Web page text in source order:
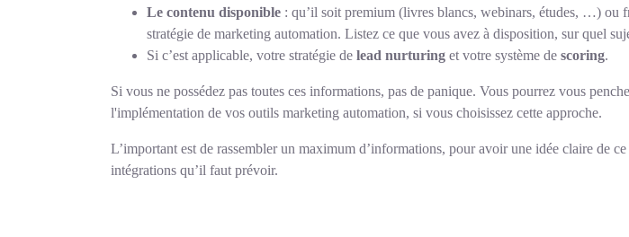
Le contenu disponible : qu’il soit premium (livres blancs, webinars, études, …)
stratégie de marketing automation. Listez ce que vous avez à disposition, sur quel
Si c’est applicable, votre stratégie delead nurturing et votre système descoring.
Si vous ne possédez pas toutes ces informations, pas de panique. Vous pourrez vous
l'implémentation de vos outils marketing automation, si vous choisissez cette approche.
L’important est de rassembler un maximum d’informations, pour avoir une idée claire de
intégrations qu’il faut prévoir.